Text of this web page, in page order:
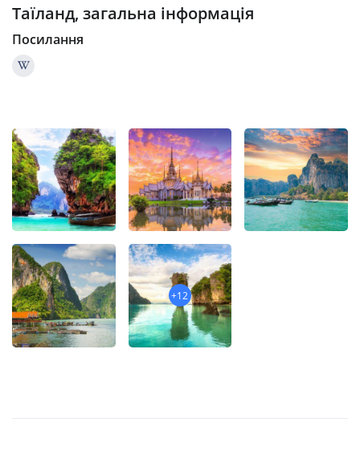
Таїланд, загальна інформація
Посилання
+12